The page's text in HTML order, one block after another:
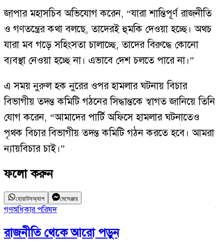
জাপার মহাসচিব অভিযোগ করেন, “যারা শান্তিপূর্ণ রাজনীতি
ও গণতন্ত্রের কথা বলছে, তাদেরই হুমকি দেওয়া হচ্ছে। অথচ
যারা মব গড়ে সহিংসতা চালাচ্ছে, তাদের বিরুদ্ধে কোনো
ব্যবস্থা নেওয়া হচ্ছে না। এভাবে দেশ চলতে পারে না।”
এ সময় নুরুল হক নুরের ওপর হামলার ঘটনায় বিচার
বিভাগীয় তদন্ত কমিটি গঠনের সিদ্ধান্তকে স্বাগত জানিয়ে তিনি
যোগ করেন, “আমাদের পার্টি অফিসে হামলার ঘটনাতেও
পৃথক বিচার বিভাগীয় তদন্ত কমিটি গঠন করতে হবে। আমরা
ন্যায়বিচার চাই।”
ফলো করুন
হোয়াটসঅ্যাপ মেসেঞ্জার
গণঅধিকার পরিষদ
রাজনীতিথেকে আরো পড়ুন